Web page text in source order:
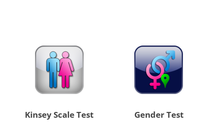
Kinsey Scale Test Gender Test